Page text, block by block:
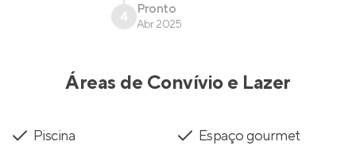
4 Pronto
Abr 2025
Áreas de Convívio e Lazer
Piscina Espaço gourmet